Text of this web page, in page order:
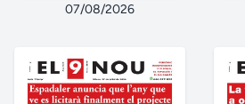
07/08/2026